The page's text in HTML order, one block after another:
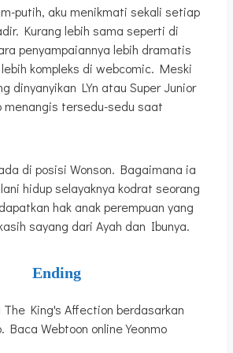
putih, aku menikmati sekali setiap
Kurang lebih sama seperti di
penyampaiannya lebih dramatis
kompleks di webcomic. Meski
dinyanyikan LYn atau Super Junior
menangis tersedu-sedu saat
di posisi Wonson. Bagaimana ia
hidup selayaknya kodrat seorang
hak anak perempuan yang
sayang dari Ayah dan Ibunya.
Ending